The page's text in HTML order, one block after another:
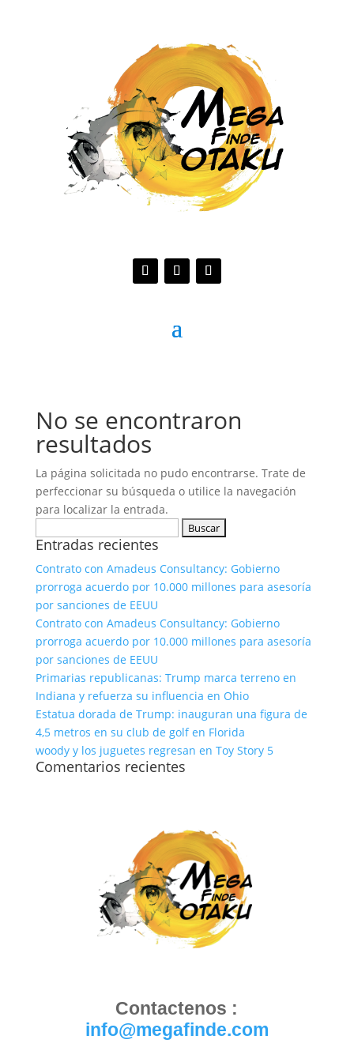
No se encontraron
resultados
La página solicitada no pudo encontrarse. Trate de
perfeccionar su búsqueda o utilice la navegación
para localizar la entrada.
Entradas recientes
Contrato con Amadeus Consultancy: Gobierno
prorroga acuerdo por 10.000 millones para asesoría
por sanciones de EEUU
Contrato con Amadeus Consultancy: Gobierno
prorroga acuerdo por 10.000 millones para asesoría
por sanciones de EEUU
Primarias republicanas: Trump marca terreno en
Indiana y refuerza su influencia en Ohio
Estatua dorada de Trump: inauguran una figura de
4,5 metros en su club de golf en Florida
woody y los juguetes regresan en Toy Story 5
Comentarios recientes
Contactenos :
info@megafinde.com